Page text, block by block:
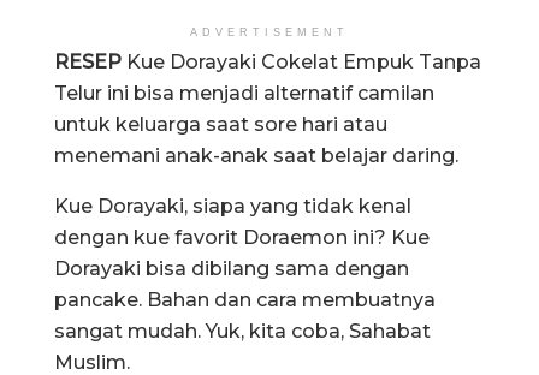
ADVERTISEMENT
RESEP Kue Dorayaki Cokelat Empuk Tanpa
Telur ini bisa menjadi alternatif camilan
untuk keluarga saat sore hari atau
menemani anak-anak saat belajar daring.
Kue Dorayaki, siapa yang tidak kenal
dengan kue favorit Doraemon ini? Kue
Dorayaki bisa dibilang sama dengan
pancake. Bahan dan cara membuatnya
sangat mudah. Yuk, kita coba, Sahabat
Muslim.